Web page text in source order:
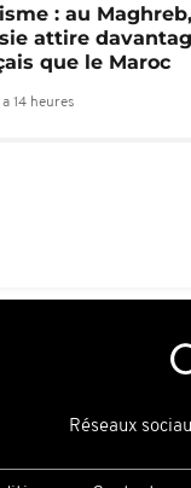
: au
attire
que le Maroc
a 14 heures
Réseaux